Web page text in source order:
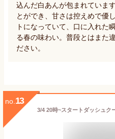
込んだ白あんが包まれていま
とができ、甘さは控えめで優
トになっていて、口に入れた
る春の味わい。普段とはまた
ださい。
no. 13